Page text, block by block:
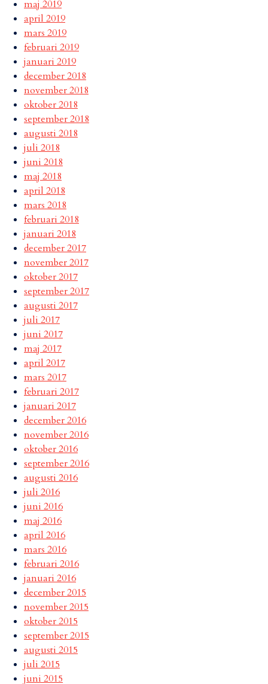
maj 2019
april 2019
mars 2019
februari 2019
januari 2019
december 2018
november 2018
oktober 2018
september 2018
augusti 2018
juli 2018
juni 2018
maj 2018
april 2018
mars 2018
februari 2018
januari 2018
december 2017
november 2017
oktober 2017
september 2017
augusti 2017
juli 2017
juni 2017
maj 2017
april 2017
mars 2017
februari 2017
januari 2017
december 2016
november 2016
oktober 2016
september 2016
augusti 2016
juli 2016
juni 2016
maj 2016
april 2016
mars 2016
februari 2016
januari 2016
december 2015
november 2015
oktober 2015
september 2015
augusti 2015
juli 2015
juni 2015